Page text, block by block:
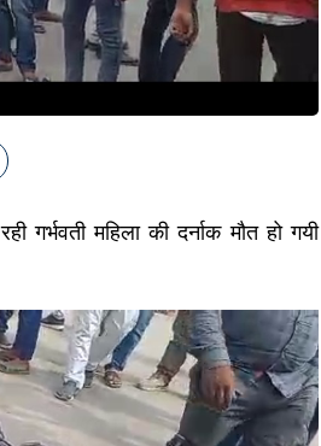
महिला की दर्नाक मौत हो गयी